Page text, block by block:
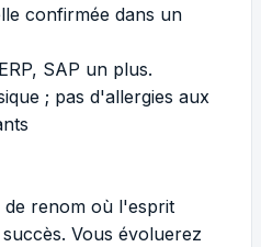
confirmée dans un
SAP un plus.
; pas d'allergies aux
de renom où l'esprit
Vous évoluerez